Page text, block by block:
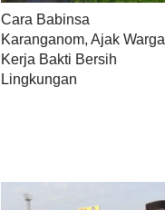
Cara Babinsa
Karanganom, Ajak Warga
Kerja Bakti Bersih
Lingkungan